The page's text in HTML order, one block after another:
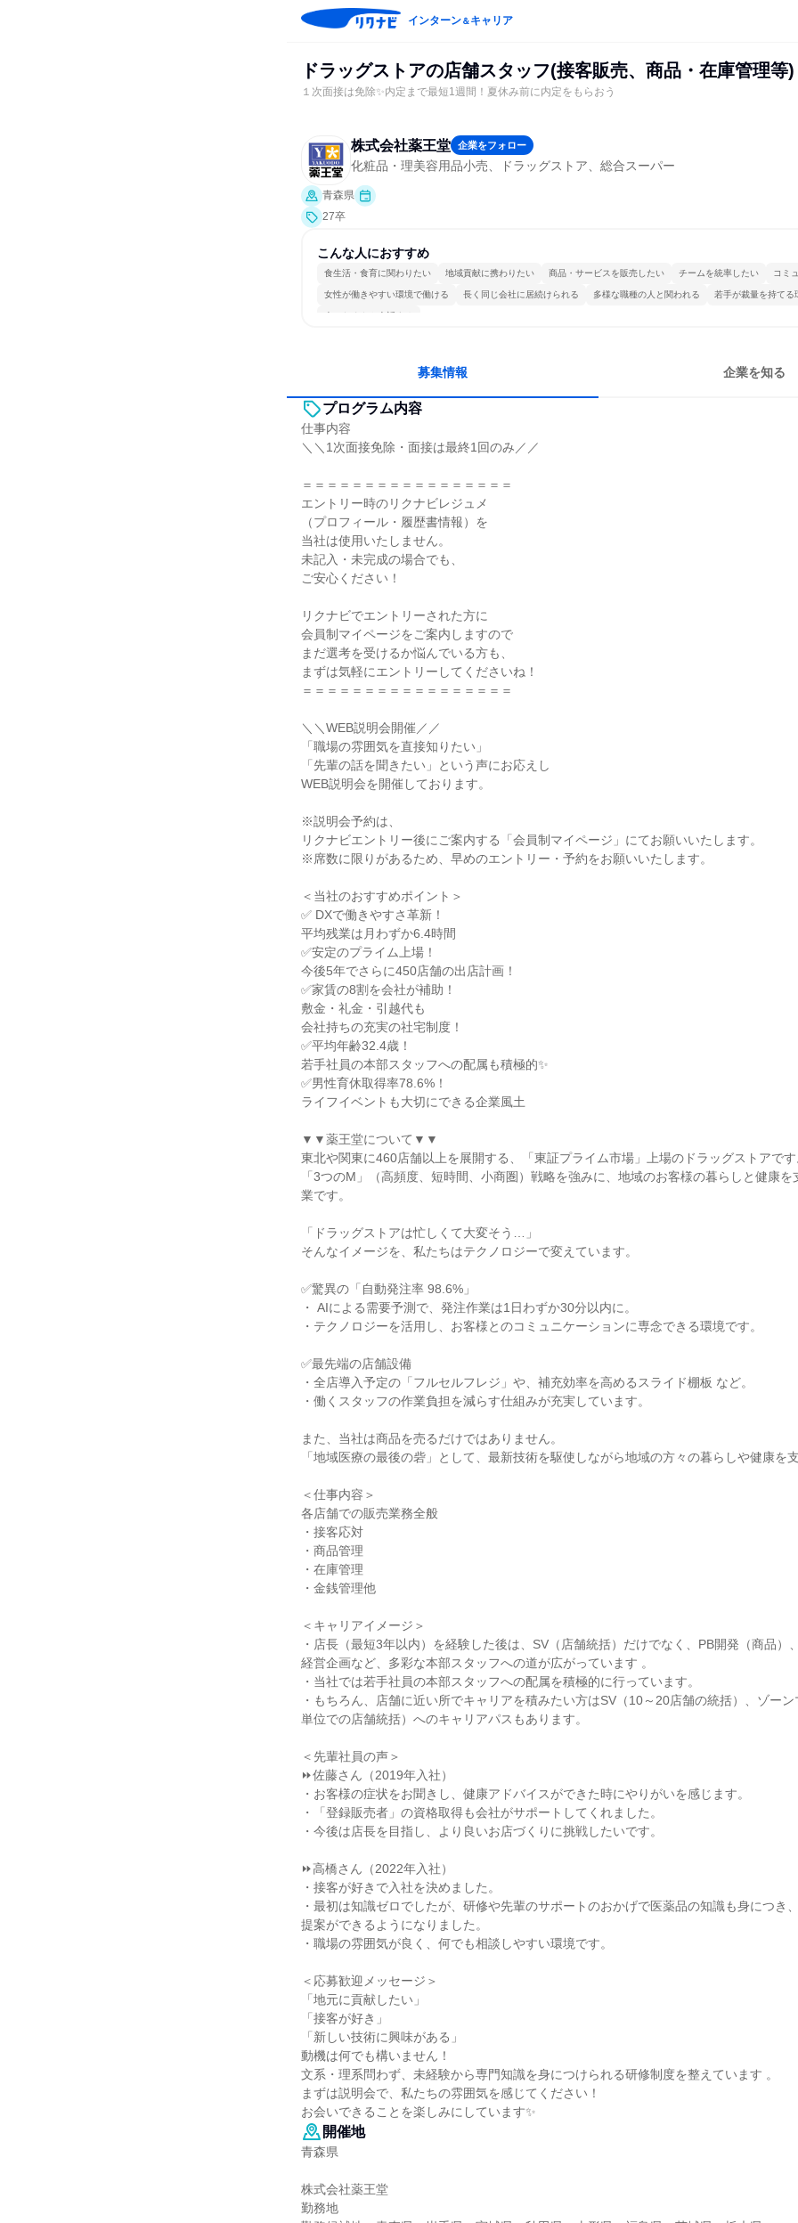
インターン＆キャリア
ドラッグストアの店舗スタッフ(接客販売、商品・在庫管理等)
１次面接は免除✨内定まで最短1週間！夏休み前に内定をもらおう
株式会社薬王堂 企業をフォロー
化粧品・理美容用品小売、ドラッグストア、総合スーパー
青森県
27卒
こんな人におすすめ
食生活・食育に関わりたい 地域貢献に携わりたい 商品・サービスを販売したい チームを統率したい コミ
女性が働きやすい環境で働ける 長く同じ会社に居続けられる 多様な職種の人と関われる 若手が裁量を持てる
人とたくさん会話する
募集情報 企業を知る
プログラム内容
仕事内容
＼＼1次面接免除・面接は最終1回のみ／／
＝＝＝＝＝＝＝＝＝＝＝＝＝＝＝＝＝
エントリー時のリクナビレジュメ
（プロフィール・履歴書情報）を
当社は使用いたしません。
未記入・未完成の場合でも、
ご安心ください！
リクナビでエントリーされた方に
会員制マイページをご案内しますので
まだ選考を受けるか悩んでいる方も、
まずは気軽にエントリーしてくださいね！
＝＝＝＝＝＝＝＝＝＝＝＝＝＝＝＝＝
＼＼WEB説明会開催／／
「職場の雰囲気を直接知りたい」
「先輩の話を聞きたい」という声にお応えし
WEB説明会を開催しております。
※説明会予約は、
リクナビエントリー後にご案内する「会員制マイページ」にてお願いいたします。
※席数に限りがあるため、早めのエントリー・予約をお願いいたします。
＜当社のおすすめポイント＞
✅ DXで働きやすさ革新！
平均残業は月わずか6.4時間
✅安定のプライム上場！
今後5年でさらに450店舗の出店計画！
✅家賃の8割を会社が補助！
敷金・礼金・引越代も
会社持ちの充実の社宅制度！
✅平均年齢32.4歳！
若手社員の本部スタッフへの配属も積極的✨
✅男性育休取得率78.6%！
ライフイベントも大切にできる企業風土
▼▼薬王堂について▼▼
東北や関東に460店舗以上を展開する、「東証プライム市場」上場のドラッグストアです
「3つのM」（高頻度、短時間、小商圏）戦略を強みに、地域のお客様の暮らしと健康を
業です。
「ドラッグストアは忙しくて大変そう…」
そんなイメージを、私たちはテクノロジーで変えています。
✅驚異の「自動発注率 98.6%」
・ AIによる需要予測で、発注作業は1日わずか30分以内に。
・テクノロジーを活用し、お客様とのコミュニケーションに専念できる環境です。
✅最先端の店舗設備
・全店導入予定の「フルセルフレジ」や、補充効率を高めるスライド棚板 など。
・働くスタッフの作業負担を減らす仕組みが充実しています。
また、当社は商品を売るだけではありません。
「地域医療の最後の砦」として、最新技術を駆使しながら地域の方々の暮らしや健康を支
＜仕事内容＞
各店舗での販売業務全般
・接客応対
・商品管理
・在庫管理
・金銭管理他
＜キャリアイメージ＞
・店長（最短3年以内）を経験した後は、SV（店舗統括）だけでなく、PB開発（商品）
経営企画など、多彩な本部スタッフへの道が広がっています 。
・当社では若手社員の本部スタッフへの配属を積極的に行っています。
・もちろん、店舗に近い所でキャリアを積みたい方はSV（10～20店舗の統括）、ゾー
単位での店舗統括）へのキャリアパスもあります。
＜先輩社員の声＞
⏩佐藤さん（2019年入社）
・お客様の症状をお聞きし、健康アドバイスができた時にやりがいを感じます。
・「登録販売者」の資格取得も会社がサポートしてくれました。
・今後は店長を目指し、より良いお店づくりに挑戦したいです。
⏩高橋さん（2022年入社）
・接客が好きで入社を決めました。
・最初は知識ゼロでしたが、研修や先輩のサポートのおかげで医薬品の知識も身につき
提案ができるようになりました。
・職場の雰囲気が良く、何でも相談しやすい環境です。
＜応募歓迎メッセージ＞
「地元に貢献したい」
「接客が好き」
「新しい技術に興味がある」
動機は何でも構いません！
文系・理系問わず、未経験から専門知識を身につけられる研修制度を整えています 。
まずは説明会で、私たちの雰囲気を感じてください！
お会いできることを楽しみにしています✨
開催地
青森県
株式会社薬王堂
勤務地